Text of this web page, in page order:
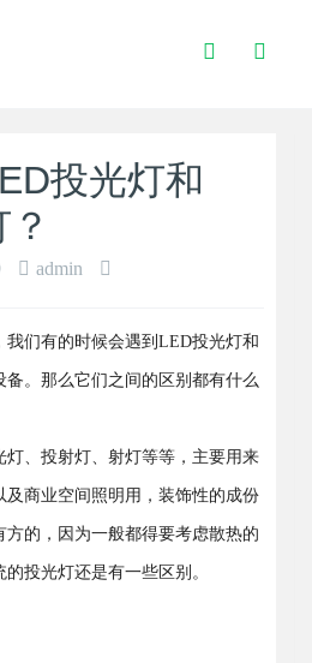
Toggle
Search
投光灯和
admin
们有的时候会遇到LED投光灯和
。那么它们之间的区别都有什么
、投射灯、射灯等等，主要用来
及商业空间照明用，装饰性的成份
的，因为一般都得要考虑散热的
投光灯还是有一些区别。